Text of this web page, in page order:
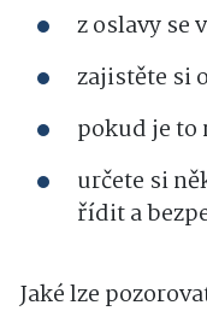
z oslavy se
zajistěte si
pokud je to
určete si
řídit a
Jaké lze